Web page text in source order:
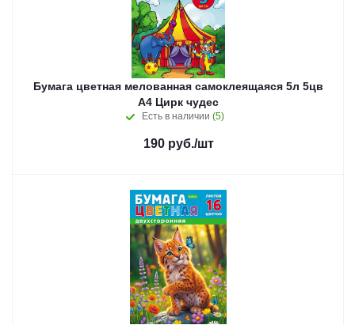
Бумага цветная мелованная самоклеящаяся 5л 5цв
А4 Цирк чудес
Есть в наличии (5)
190руб./шт